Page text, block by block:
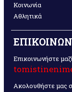
Κοινωνία
Αθλητικά
Επικοινωνήστε
Ακολουθήστε μας